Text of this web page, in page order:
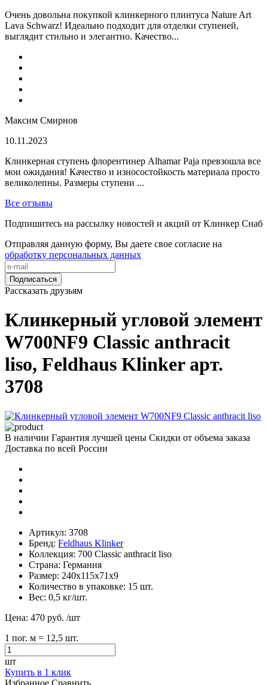
Очень довольна покупкой клинкерного плинтуса Nature Art
Lava Schwarz! Идеально подходит для отделки ступеней,
выглядит стильно и элегантно. Качество...
Максим Смирнов
10.11.2023
Клинкерная ступень флорентинер Alhamar Paja превзошла все
мои ожидания! Качество и износостойкость материала просто
великолепны. Размеры ступени ...
Все отзывы
Подпишитесь на рассылку новостей и акций от Клинкер Снаб
Отправляя данную форму, Вы даете свое согласие на
обработку персональных данных
Подписаться
Рассказать друзьям
Клинкерный угловой элемент
W700NF9 Classic anthracit
liso, Feldhaus Klinker арт.
3708
В наличии Гарантия лучшей цены Скидки от объема заказа
Доставка по всей России
Артикул: 3708
Бренд: Feldhaus Klinker
Коллекция: 700 Classic anthracit liso
Страна: Германия
Размер: 240х115х71х9
Количество в упаковке: 15 шт.
Вес: 0,5 кг/шт.
Цена: 470 руб. /шт
1 пог. м = 12,5 шт.
шт
Купить в 1 клик
Избранное Сравнить